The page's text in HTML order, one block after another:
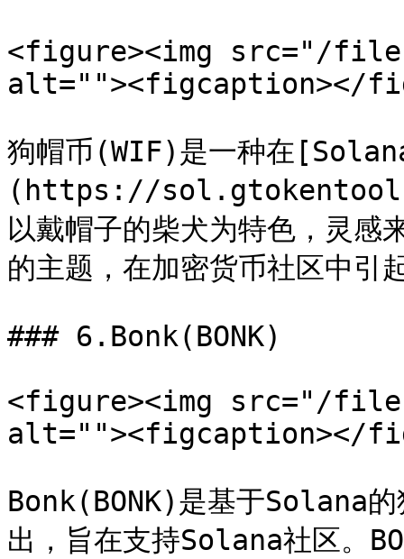
<figure><img src="/
alt=""><figcaption></
狗帽币(WIF)是一种在
(https://
以戴帽子的柴犬为特色，灵感
的主题，在加密货币社区中引
### 6.Bonk(BONK)
<figure><img src="/files/
alt=""><figcaption></
Bonk(BONK)是基于Solana
出，旨在支持Solana社区。